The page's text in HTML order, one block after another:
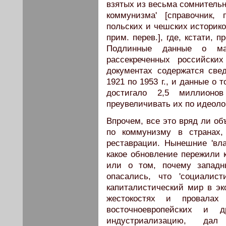
взятых из весьма
коммунизма' [справочник,
польских и чешских
прим. перев.], где, кстати,
Подлинные данные о
рассекреченных
документах содержатся
1921 по 1953 г., и данные о
достигало 2,5
преувеличивать их по
Впрочем, все это вряд ли
по коммунизму в странах,
реставрации. Нынешние
какое обновление пережили
или о том, почему
опасались, что
капиталистический мир в
жестокостях и
восточноевропейских и
индустриализацию,